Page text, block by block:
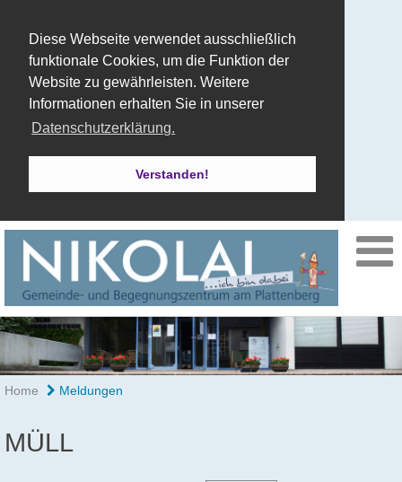
Diese Webseite verwendet ausschließlich
funktionale Cookies, um die Funktion der
Website zu gewährleisten. Weitere
Informationen erhalten Sie in unserer
Datenschutzerklärung.
Verstanden!
Home Meldungen
MÜLL